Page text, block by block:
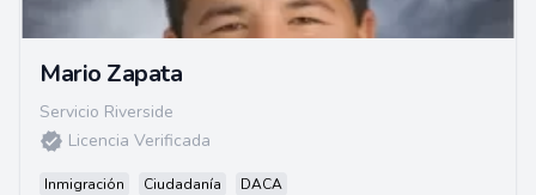
Mario Zapata
Servicio Riverside
Licencia Verificada
Inmigración Ciudadanía
DACA